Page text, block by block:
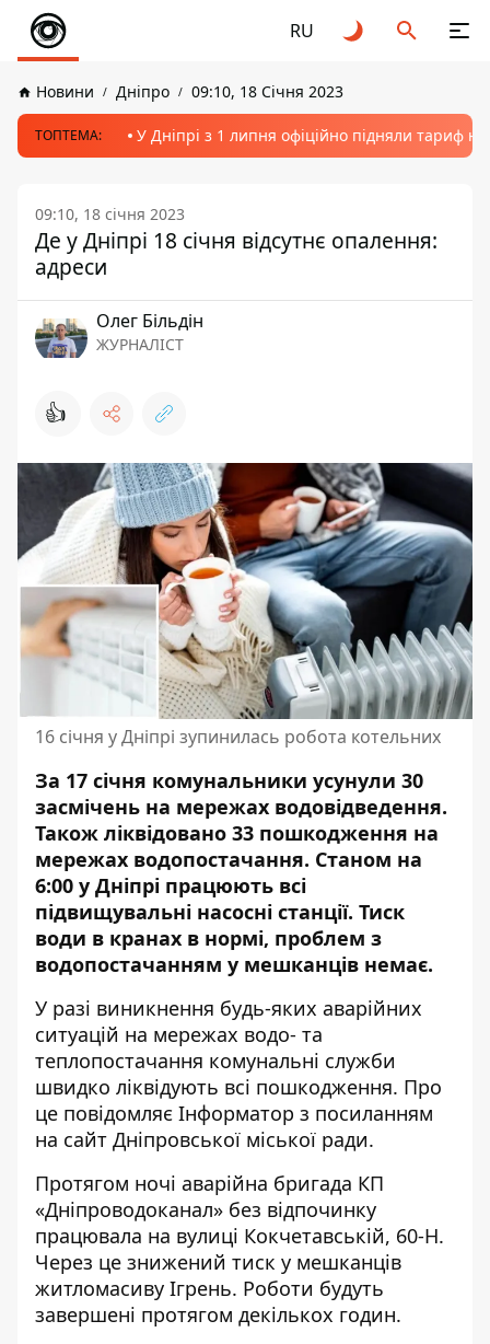
RU
Новини Дніпро 09:10, 18 Січня 2023
ТОПТЕМА: У Дніпрі з 1 липня офіційно підняли тариф
09:10, 18 січня 2023
Де у Дніпрі 18 січня відсутнє опалення:
адреси
Олег Більдін
ЖУРНАЛІСТ
👍
16 січня у Дніпрі зупинилась робота котельних
За 17 січня комунальники усунули 30
засмічень на мережах водовідведення.
Також ліквідовано 33 пошкодження на
мережах водопостачання. Станом на
6:00 у Дніпрі працюють всі
підвищувальні насосні станції. Тиск
води в кранах в нормі, проблем з
водопостачанням у мешканців немає.
У разі виникнення будь-яких аварійних
ситуацій на мережах водо- та
теплопостачання комунальні служби
швидко ліквідують всі пошкодження. Про
це повідомляє Інформатор з посиланням
на сайт Дніпровської міської ради.
Протягом ночі аварійна бригада КП
«Дніпроводоканал» без відпочинку
працювала на вулиці Кокчетавській, 60-Н.
Через це знижений тиск у мешканців
житломасиву Ігрень. Роботи будуть
завершені протягом декількох годин.